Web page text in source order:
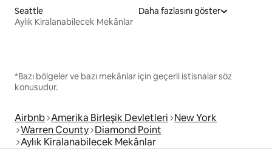
Seattle
Aylık Kiralanabilecek Mekânlar
Daha fazlasını göster
*Bazı bölgeler ve bazı mekânlar için geçerli istisnalar söz
konusudur.
Airbnb Amerika Birleşik Devletleri New York
Warren County Diamond Point
Aylık Kiralanabilecek Mekânlar